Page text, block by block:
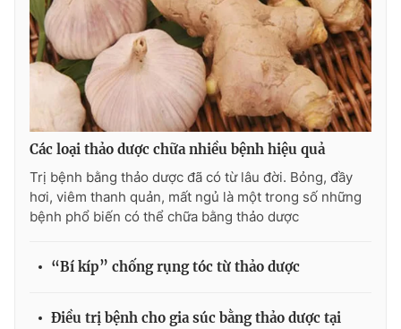
Sản phẩm
Thị trường
Lịch phát sóng
Chuyên mục khác
Emagazine Podcast
Photo Infographic
Các loại thảo dược chữa nhiều bệnh hiệu quả
Trị bệnh bằng thảo dược đã có từ lâu đời. Bỏng, đầy
hơi, viêm thanh quản, mất ngủ là một trong số những
bệnh phổ biến có thể chữa bằng thảo dược
“Bí kíp” chống rụng tóc từ thảo dược
Điều trị bệnh cho gia súc bằng thảo dược tại